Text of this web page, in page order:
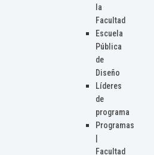
la
Facultad
Escuela
Pública
de
Diseño
Líderes
de
programa
Programas
Facultad